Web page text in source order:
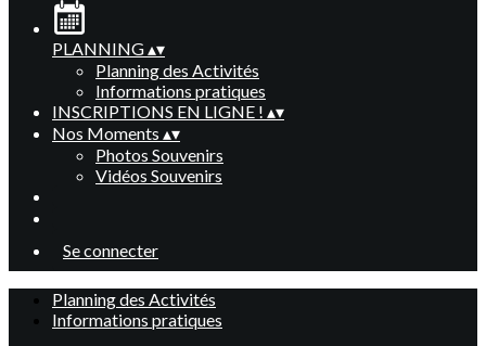
PLANNING▴▾
Planning des Activités
Informations pratiques
INSCRIPTIONS EN LIGNE ! ▴▾
Nos Moments ▴▾
Photos Souvenirs
Vidéos Souvenirs
Se connecter
Planning des Activités
Informations pratiques